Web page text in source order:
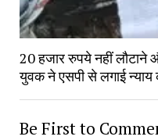
20 हजार रुपये नहीं लौटाने
युवक ने एसपी से लगाई
Be First to